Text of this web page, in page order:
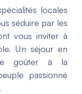
locales
séduire par les
vous inviter à
Un séjour en
goûter à la
passionné